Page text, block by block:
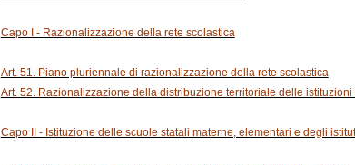
Capo I - Razionalizzazione della rete scolastica
Art. 51. Piano pluriennale di razionalizzazione della rete scolastica
Art. 52. Razionalizzazione della distribuzione territoriale delle istituzioni
Capo II - Istituzione delle scuole statali materne, elementari e degli